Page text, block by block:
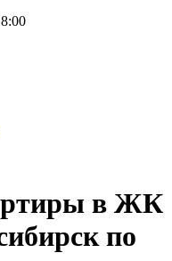
в ЖК
по